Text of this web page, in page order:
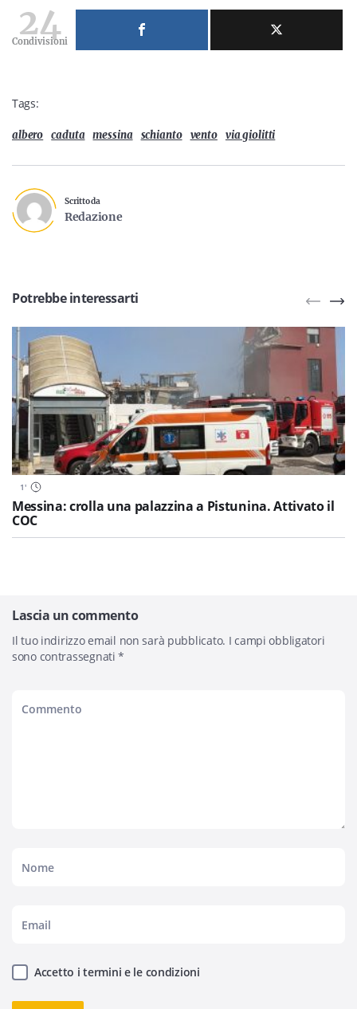
24
Condivisioni
Tags:
albero caduta messina schianto vento via giolitti
Scritto da
Redazione
Potrebbe interessarti
1'
Messina: crolla una palazzina a Pistunina. Attivato il
COC
Lascia un commento
Il tuo indirizzo email non sarà pubblicato. I campi obbligatori
sono contrassegnati*
Accetto i termini e le condizioni